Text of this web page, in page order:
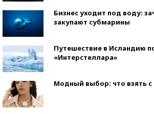
Бизнес уходит под воду:
закупают субмарины
Путешествие в Исландию
«Интерстеллара»
Модный выбор: что взять с